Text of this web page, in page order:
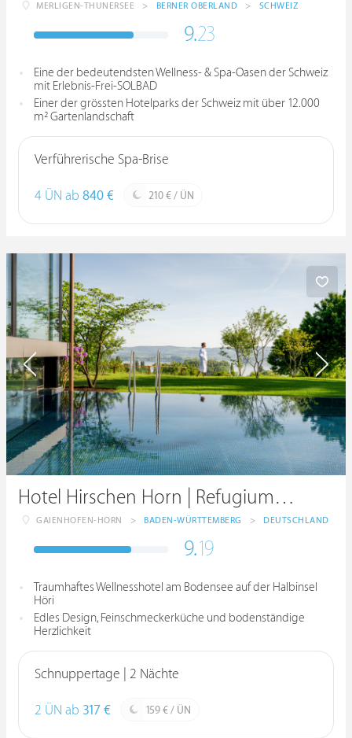
MERLIGEN-THUNERSEE > BERNER OBERLAND > SCHWEIZ
9.23
Eine der bedeutendsten Wellness- & Spa-Oasen der Schweiz
mit Erlebnis-Frei-SOLBAD
Einer der grössten Hotelparks der Schweiz mit über 12.000
m² Gartenlandschaft
Verführerische Spa-Brise
4 ÜN ab 840 € 210 € / ÜN
Hotel Hirschen Horn | Refugium am See
GAIENHOFEN-HORN > BADEN-WÜRTTEMBERG > DEUTSCHLAND
9.19
Traumhaftes Wellnesshotel am Bodensee auf der Halbinsel
Höri
Edles Design, Feinschmeckerküche und bodenständige
Herzlichkeit
Schnuppertage | 2 Nächte
2 ÜN ab 317 € 159 € / ÜN